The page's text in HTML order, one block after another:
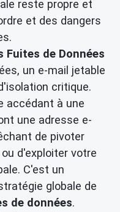
reste propre et
et des dangers
de Données
un e-mail jetable
critique.
accédant à une
une adresse e-
de pivoter
d'exploiter votre
C'est un
globale de
de données.